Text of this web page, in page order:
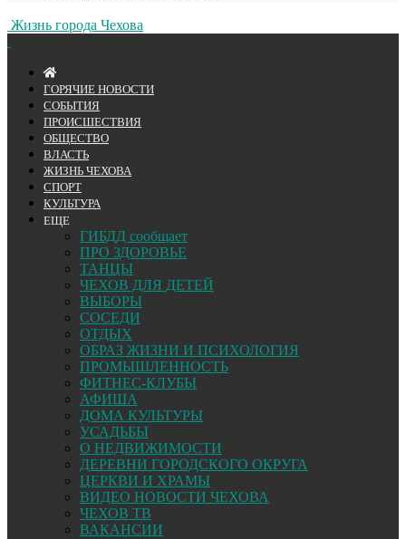
Жизнь города Чехова
ГОРЯЧИЕ НОВОСТИ
СОБЫТИЯ
ПРОИСШЕСТВИЯ
ОБЩЕСТВО
ВЛАСТЬ
ЖИЗНЬ ЧЕХОВА
СПОРТ
КУЛЬТУРА
ЕЩЕ
ГИБДД сообщает
ПРО ЗДОРОВЬЕ
ТАНЦЫ
ЧЕХОВ ДЛЯ ДЕТЕЙ
ВЫБОРЫ
СОСЕДИ
ОТДЫХ
ОБРАЗ ЖИЗНИ И ПСИХОЛОГИЯ
ПРОМЫШЛЕННОСТЬ
ФИТНЕС-КЛУБЫ
АФИША
ДОМА КУЛЬТУРЫ
УСАДЬБЫ
О НЕДВИЖИМОСТИ
ДЕРЕВНИ ГОРОДСКОГО ОКРУГА
ЦЕРКВИ И ХРАМЫ
ВИДЕО НОВОСТИ ЧЕХОВА
ЧЕХОВ ТВ
ВАКАНСИИ